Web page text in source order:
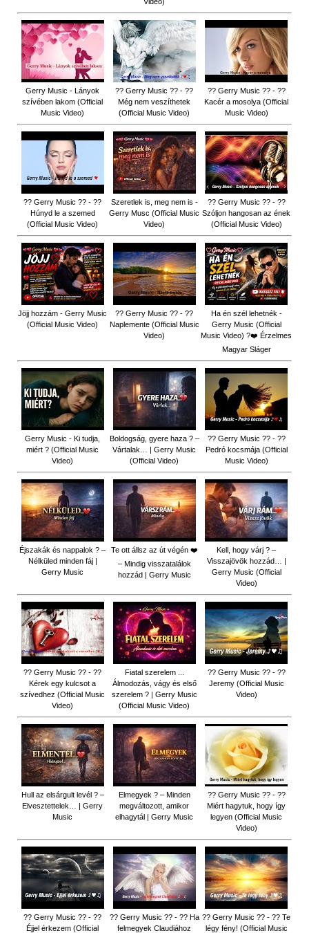
Gerry Music - Lányok
szívében lakom (Official
Music Video)
?? Gerry Music ?? - ??
Még nem veszíthetek
(Official Music Video)
?? Gerry Music ?? - ??
Kacér a mosolya (Official
Music Video)
?? Gerry Music ?? - ??
Húnyd le a szemed
(Official Music Video)
Szeretlek is, meg nem is -
Gerry Musc (Official Music
Video)
?? Gerry Music ?? - ??
Szóljon hangosan az ének
(Official Music Video)
Jöjj hozzám - Gerry Music
(Official Music Video)
?? Gerry Music ?? - ??
Naplemente (Official Music
Video)
Ha én szél lehetnék -
Gerry Music (Official
Music Video) ?️❤️ Érzelmes
Magyar Sláger
Gerry Music - Ki tudja,
miért ? (Official Music
Video)
Boldogság, gyere haza ? –
Vártalak… | Gerry Music
(Official Video)
?? Gerry Music ?? - ??
Pedró kocsmája (Official
Music Video)
Éjszakák és nappalok ? –
Nélküled minden fáj |
Gerry Music
Te ott állsz az út végén ❤️
– Mindig visszatalálok
hozzád | Gerry Music
Kell, hogy várj ? –
Visszajövök hozzád… |
Gerry Music (Official
Video)
?? Gerry Music ?? - ??
Kérek egy kulcsot a
szívedhez (Official Music
Video)
Fiatal szerelem ...
Álmodozás, vágy és első
szerelem ? | Gerry Music
(Official Music Video)
?? Gerry Music ?? - ??
Jeremy (Official Music
Video)
Hull az elsárgult levél ? –
Elvesztettelek… | Gerry
Music
Elmegyek ? – Minden
megváltozott, amikor
elhagytál | Gerry Music
?? Gerry Music ?? - ??
Miért hagytuk, hogy így
legyen (Official Music
Video)
?? Gerry Music ?? - ??
Éjjel érkezem (Official
?? Gerry Music ?? - ?? Ha
felmegyek Claudiához
?? Gerry Music ?? - ?? Te
légy fény! (Official Music